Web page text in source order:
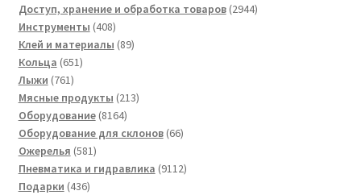
товаров
Доступ, хранение и обработка товаров 29442944
Инструменты 408408
товаров
Клей и материалы 8989
Кольца 651651
Лыжи 761761
товар
Мясные продукты 213213
Оборудование 81648164
товара
Оборудование для склонов 6666
Ожерелья 581581
товар
Пневматика и гидравлика 91129112
Подарки 436436